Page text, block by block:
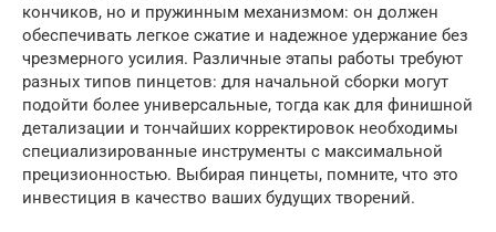
кончиков, но и пружинным механизмом: он должен
обеспечивать легкое сжатие и надежное удержание без
чрезмерного усилия. Различные этапы работы требуют
разных типов пинцетов: для начальной сборки могут
подойти более универсальные, тогда как для финишной
детализации и тончайших корректировок необходимы
специализированные инструменты с максимальной
прецизионностью. Выбирая пинцеты, помните, что это
инвестиция в качество ваших будущих творений.